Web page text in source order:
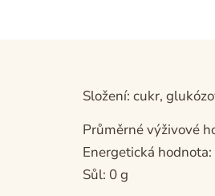
Složení: cukr,
Průměrné výživové
Energetická
Sůl: 0 g